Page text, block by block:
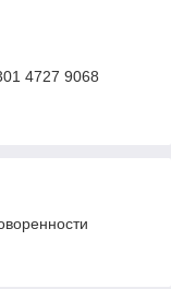
4727 9068